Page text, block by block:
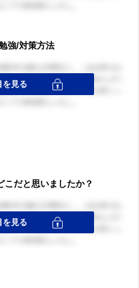
強/対策方法
こだと思いましたか？